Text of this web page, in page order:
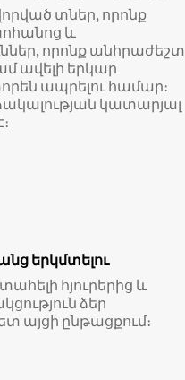
տներ, որոնք
և
որոնք անհրաժեշտ
ավելի երկար
ապրելու համար։
կատարյալ
երկմտելու
հյուրերից և
ձեր
այցի ընթացքում։